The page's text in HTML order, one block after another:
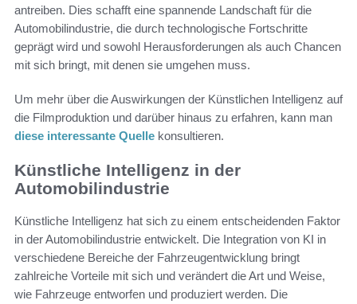
antreiben. Dies schafft eine spannende Landschaft für die
Automobilindustrie, die durch technologische Fortschritte
geprägt wird und sowohl Herausforderungen als auch Chancen
mit sich bringt, mit denen sie umgehen muss.
Um mehr über die Auswirkungen der Künstlichen Intelligenz auf
die Filmproduktion und darüber hinaus zu erfahren, kann man
diese interessante Quelle konsultieren.
Künstliche Intelligenz in der
Automobilindustrie
Künstliche Intelligenz hat sich zu einem entscheidenden Faktor
in der Automobilindustrie entwickelt. Die Integration von KI in
verschiedene Bereiche der Fahrzeugentwicklung bringt
zahlreiche Vorteile mit sich und verändert die Art und Weise,
wie Fahrzeuge entworfen und produziert werden. Die